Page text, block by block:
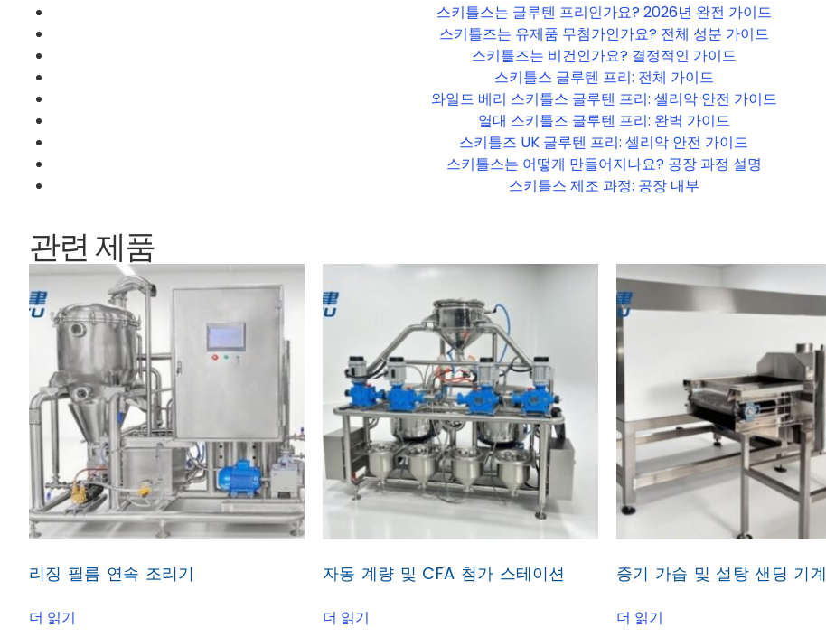
스키틀스는 글루텐 프리인가요? 2026년 완전 가이드
스키틀즈는 유제품 무첨가인가요? 전체 성분 가이드
스키틀즈는 비건인가요? 결정적인 가이드
스키틀스 글루텐 프리: 전체 가이드
와일드 베리 스키틀스 글루텐 프리: 셀리악 안전 가이드
열대 스키틀즈 글루텐 프리: 완벽 가이드
스키틀즈 UK 글루텐 프리: 셀리악 안전 가이드
스키틀스는 어떻게 만들어지나요? 공장 과정 설명
스키틀스 제조 과정: 공장 내부
관련 제품
리징 필름 연속 조리기
더 읽기
자동 계량 및 CFA 첨가 스테이션
더 읽기
증기 가습 및 설탕 샌딩 기계
더 읽기